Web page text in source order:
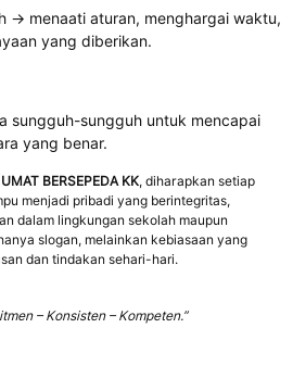
→ menaati aturan, menghargai waktu,
yang diberikan.
sungguh-sungguh untuk mencapai
yang benar.
BERSEPEDA KK, diharapkan setiap
menjadi pribadi yang berintegritas,
dalam lingkungan sekolah maupun
slogan, melainkan kebiasaan yang
dan tindakan sehari-hari.
– Konsisten – Kompeten.”